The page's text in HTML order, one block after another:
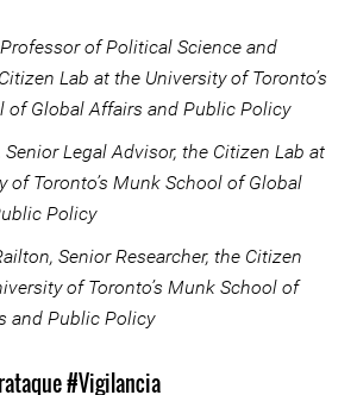
of Political Science and
Lab at the University of Toronto’s
of Global Affairs and Public Policy
Senior Legal Advisor, the Citizen Lab at
of Toronto’s Munk School of Global
Policy
Senior Researcher, the Citizen
of Toronto’s Munk School of
and Public Policy
#Vigilancia